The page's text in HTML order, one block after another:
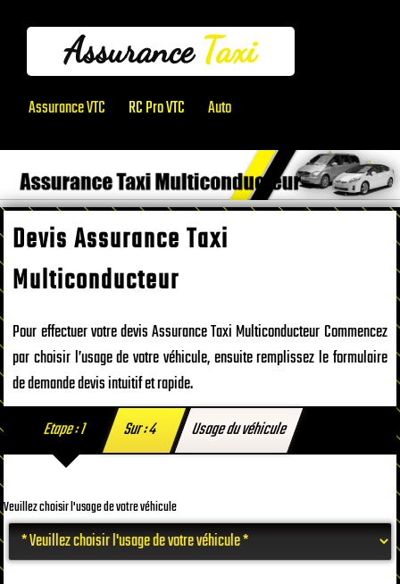
AssuranceTaxi
Assurance VTC RC Pro VTC Auto
Devis Assurance Taxi
Multiconducteur
Pour effectuer votre devis Assurance Taxi Multiconducteur Commencez
par choisir l’usage de votre véhicule, ensuite remplissez le formulaire
de demande devis intuitif et rapide.
Etape : 1
Sur : 4 Usage du véhicule
Veuillez choisir l'usage de votre véhicule